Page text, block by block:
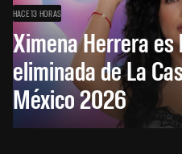
HACE 13 HORAS
Ximena Herrera es
eliminada de La
México 2026